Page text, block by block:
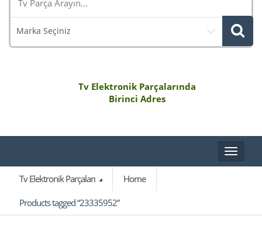
Marka Seçiniz
Tv Elektronik Parçalarında
Birinci Adres
Toggle
Tv Elektronik Parçaları
Home
Products tagged “23335952”